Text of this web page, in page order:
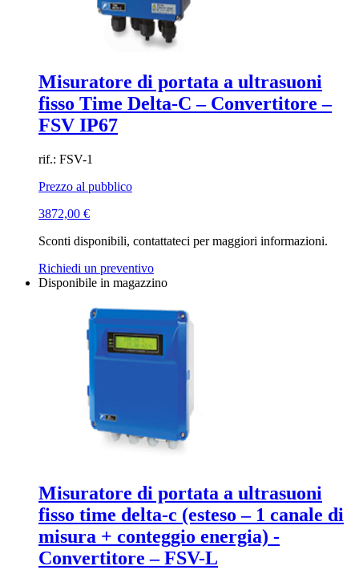
Misuratore di portata a ultrasuoni
fisso Time Delta-C – Convertitore –
FSV IP67
rif.: FSV-1
Prezzo al pubblico
3872,00 €
Sconti disponibili, contattateci per maggiori informazioni.
Richiedi un preventivo
Disponibile in magazzino
Misuratore di portata a ultrasuoni
fisso time delta-c (esteso – 1 canale di
misura + conteggio energia) -
Convertitore – FSV-L